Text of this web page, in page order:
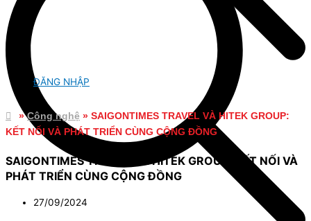
ĐĂNG NHẬP
»Công nghệ » SAIGONTIMES TRAVEL VÀ HITEK GROUP:
KẾT NỐI VÀ PHÁT TRIỂN CÙNG CỘNG ĐỒNG
SAIGONTIMES TRAVEL VÀ HITEK GROUP: KẾT NỐI VÀ
PHÁT TRIỂN CÙNG CỘNG ĐỒNG
27/09/2024